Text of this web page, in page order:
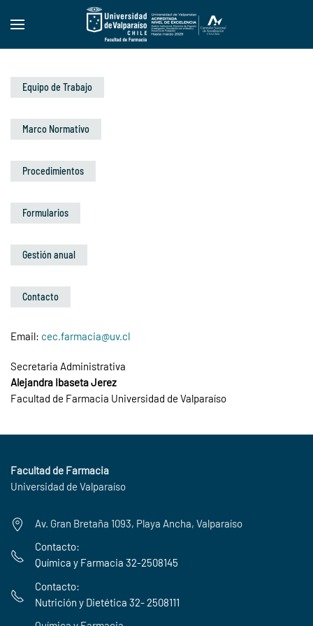
Skip to main content
Equipo de Trabajo
Marco Normativo
Procedimientos
Formularios
Gestión anual
Contacto
Email: cec.farmacia@uv.cl
Secretaria Administrativa
Alejandra Ibaseta Jerez
Facultad de Farmacia Universidad de Valparaíso
Facultad de Farmacia
Universidad de Valparaíso
Av. Gran Bretaña 1093, Playa Ancha, Valparaíso
Contacto:
Química y Farmacia 32-2508145
Contacto:
Nutrición y Dietética 32- 2508111